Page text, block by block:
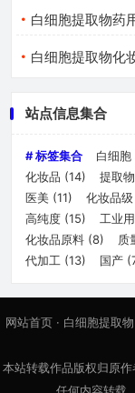
白细胞提取物药
白细胞提取物化
站点信息集合
# 标签集合 白细胞
化妆品 (14) 提取物
医美 (11) 化妆品级
高纯度 (15) 工业用
化妆品原料 (8) 质
代加工 (13) 国产
网站首页 · 白细胞提取物
本站转载作品版权归原
任何内容转载